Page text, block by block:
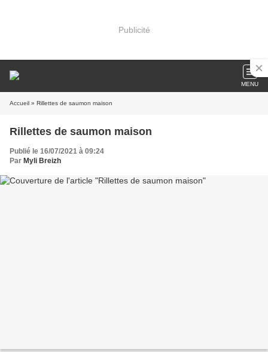
Publicité
MENU
Accueil » Rillettes de saumon maison
Rillettes de saumon maison
Publié le 16/07/2021 à 09:24
Par Myli Breizh